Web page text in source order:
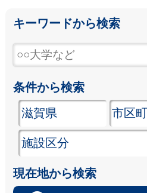
キーワードから検索
条件から検索
現在地から検索